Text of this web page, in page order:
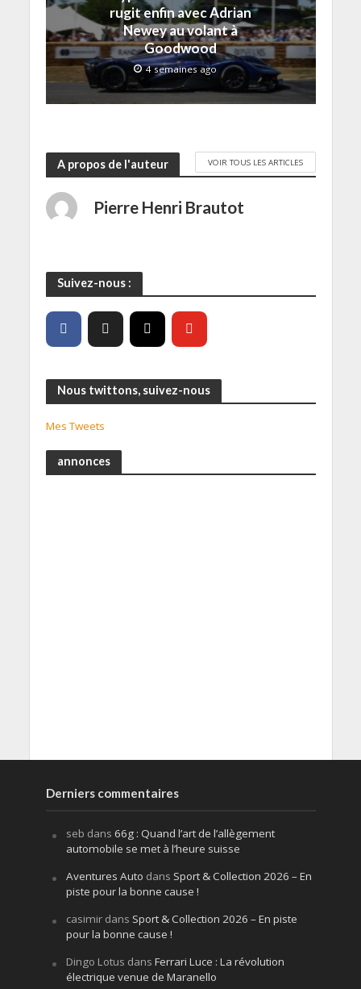
n
t
r
e
)
rugit enfin avec Adrian
Newey au volant à
Goodwood
4 semaines ago
A propos de l'auteur VOIR TOUS LES ARTICLES
Pierre Henri Brautot
Suivez-nous :
Nous twittons, suivez-nous
Mes Tweets
annonces
Derniers commentaires
seb dans 66g : Quand l’art de l’allègement
automobile se met à l’heure suisse
Aventures Auto dans Sport & Collection 2026 – En
piste pour la bonne cause !
casimirdans Sport & Collection 2026 – En piste
pour la bonne cause !
Dingo Lotus dans Ferrari Luce : La révolution
électrique venue de Maranello